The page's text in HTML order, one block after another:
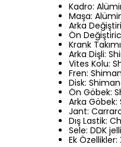
Kadro:
Maşa:
Arka
Ön
Krank
Arka Dişli:
Vites Kolu:
Fren:
Disk:
Ön Göbek:
Arka Göbek:
Jant:
Dış Lastik:
Sele: DDK jelli
Ek